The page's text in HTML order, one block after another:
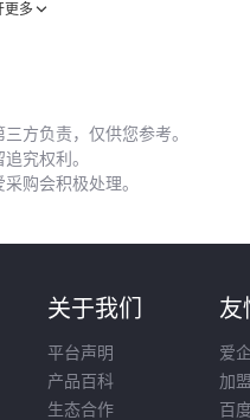
上机前建议进行48小时老化测
用中要建立定期检测习惯：
检查管脚接触电阻变化
玻壳发白或镀层脱落立即停
存放时注意防潮防震，建议
6k7g电子管本质是构建系统
更多
方负责，仅供您参考。
究权利。
购会积极处理。
关于我们
平台声明
产品百科
生态合作
友
爱
加
百